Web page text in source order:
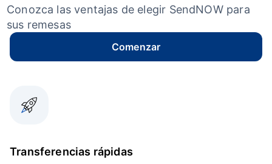
Conozca las ventajas de elegir SendNOW para
sus remesas
Comenzar
Transferencias rápidas